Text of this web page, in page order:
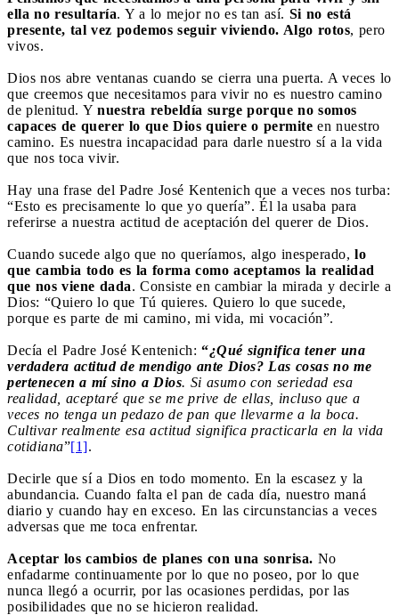
ella no resultaría. Y a lo mejor no es tan así. Si no está
presente, tal vez podemos seguir viviendo. Algo rotos, pero
vivos.
Dios nos abre ventanas cuando se cierra una puerta. A veces lo
que creemos que necesitamos para vivir no es nuestro camino
de plenitud. Y nuestra rebeldía surge porque no somos
capaces de querer lo que Dios quiere o permite en nuestro
camino. Es nuestra incapacidad para darle nuestro sí a la vida
que nos toca vivir.
Hay una frase del Padre José Kentenich que a veces nos turba:
“Esto es precisamente lo que yo quería”. Él la usaba para
referirse a nuestra actitud de aceptación del querer de Dios.
Cuando sucede algo que no queríamos, algo inesperado, lo
que cambia todo es la forma como aceptamos la realidad
que nos viene dada. Consiste en cambiar la mirada y decirle a
Dios: “Quiero lo que Tú quieres. Quiero lo que sucede,
porque es parte de mi camino, mi vida, mi vocación”.
Decía el Padre José Kentenich: “¿Qué significa tener una
verdadera actitud de mendigo ante Dios? Las cosas no me
pertenecen a mí sino a Dios. Si asumo con seriedad esa
realidad, aceptaré que se me prive de ellas, incluso que a
veces no tenga un pedazo de pan que llevarme a la boca.
Cultivar realmente esa actitud significa practicarla en la vida
cotidiana”[1].
Decirle que sí a Dios en todo momento. En la escasez y la
abundancia. Cuando falta el pan de cada día, nuestro maná
diario y cuando hay en exceso. En las circunstancias a veces
adversas que me toca enfrentar.
Aceptar los cambios de planes con una sonrisa. No
enfadarme continuamente por lo que no poseo, por lo que
nunca llegó a ocurrir, por las ocasiones perdidas, por las
posibilidades que no se hicieron realidad.